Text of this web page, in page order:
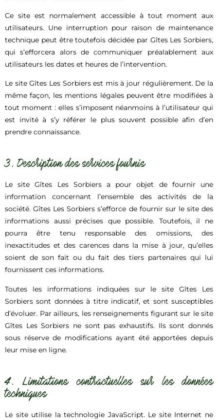
Ce site est normalement accessible à tout moment aux
utilisateurs. Une interruption pour raison de maintenance
technique peut être toutefois décidée par Gîtes Les Sorbiers,
qui s’efforcera alors de communiquer préalablement aux
utilisateurs les dates et heures de l’intervention.
Le site Gîtes Les Sorbiers est mis à jour régulièrement. De la
même façon, les mentions légales peuvent être modifiées à
tout moment : elles s’imposent néanmoins à l’utilisateur qui
est invité à s’y référer le plus souvent possible afin d’en
prendre connaissance.
3. Description des services fournis
Le site Gîtes Les Sorbiers a pour objet de fournir une
information concernant l’ensemble des activités de la
société. Gîtes Les Sorbiers s’efforce de fournir sur le site des
informations aussi précises que possible. Toutefois, il ne
pourra être tenu responsable des omissions, des
inexactitudes et des carences dans la mise à jour, qu’elles
soient de son fait ou du fait des tiers partenaires qui lui
fournissent ces informations.
Toutes les informations indiquées sur le site Gîtes Les
Sorbiers sont données à titre indicatif, et sont susceptibles
d’évoluer. Par ailleurs, les renseignements figurant sur le site
Gîtes Les Sorbiers ne sont pas exhaustifs. Ils sont donnés
sous réserve de modifications ayant été apportées depuis
leur mise en ligne.
4. Limitations contractuelles sur les données
techniques
Le site utilise la technologie JavaScript. Le site Internet ne